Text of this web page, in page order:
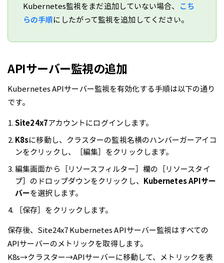
Kubernetes監視をまだ追加していない場合、 こち
らの手順にしたがって監視を追加してください。
APIサーバー監視の追加
Kubernetes APIサーバー監視を有効化する手順は以下の通り
です。
Site24x7アカウントにログインします。
K8sに移動し、クラスターの監視名横のハンバーガーアイコ
ンをクリックし、［編集］をクリックします。
編集画面から［リソースフィルター］欄の［リソースタイ
プ］のドロップダウンをクリックし、 Kubernetes APIサー
バーを選択します。
［保存］をクリックします。
保存後、Site24x7 Kubernetes APIサーバー監視はすべての
APIサーバーのメトリックを取得します。
K8s→クラスター→APIサーバーに移動して、メトリックを表